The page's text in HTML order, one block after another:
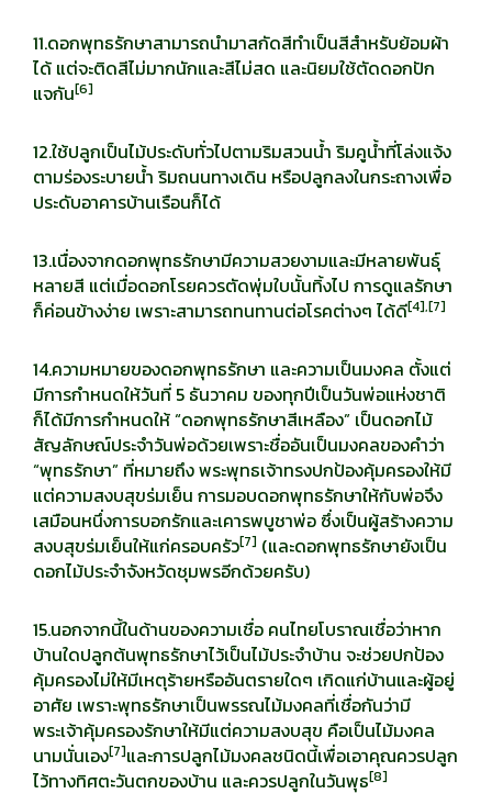
11.ดอกพุทธรักษาสามารถนำมาสกัดสีทำเป็นสีสำหรับย้อมผ้า
ได้ แต่จะติดสีไม่มากนักและสีไม่สด และนิยมใช้ตัดดอกปัก
แจกัน[6]
12.ใช้ปลูกเป็นไม้ประดับทั่วไปตามริมสวนน้ำ ริมคูน้ำที่โล่งแจ้ง
ตามร่องระบายน้ำ ริมถนนทางเดิน หรือปลูกลงในกระถางเพื่อ
ประดับอาคารบ้านเรือนก็ได้
13.เนื่องจากดอกพุทธรักษามีความสวยงามและมีหลายพันธุ์
หลายสี แต่เมื่อดอกโรยควรตัดพุ่มใบนั้นทิ้งไป การดูแลรักษา
ก็ค่อนข้างง่าย เพราะสามารถทนทานต่อโรคต่างๆ ได้ดี[4],[7]
14.ความหมายของดอกพุทธรักษา และความเป็นมงคล ตั้งแต่
มีการกำหนดให้วันที่ 5 ธันวาคม ของทุกปีเป็นวันพ่อแห่งชาติ
ก็ได้มีการกำหนดให้ “ดอกพุทธรักษาสีเหลือง” เป็นดอกไม้
สัญลักษณ์ประจำวันพ่อด้วยเพราะชื่ออันเป็นมงคลของคำว่า
“พุทธรักษา” ที่หมายถึง พระพุทธเจ้าทรงปกป้องคุ้มครองให้มี
แต่ความสงบสุขร่มเย็น การมอบดอกพุทธรักษาให้กับพ่อจึง
เสมือนหนึ่งการบอกรักและเคารพบูชาพ่อ ซึ่งเป็นผู้สร้างความ
สงบสุขร่มเย็นให้แก่ครอบครัว[7] (และดอกพุทธรักษายังเป็น
ดอกไม้ประจำจังหวัดชุมพรอีกด้วยครับ)
15.นอกจากนี้ในด้านของความเชื่อ คนไทยโบราณเชื่อว่าหาก
บ้านใดปลูกต้นพุทธรักษาไว้เป็นไม้ประจำบ้าน จะช่วยปกป้อง
คุ้มครองไม่ให้มีเหตุร้ายหรืออันตรายใดๆ เกิดแก่บ้านและผู้อยู่
อาศัย เพราะพุทธรักษาเป็นพรรณไม้มงคลที่เชื่อกันว่ามี
พระเจ้าคุ้มครองรักษาให้มีแต่ความสงบสุข คือเป็นไม้มงคล
นามนั่นเอง[7]และการปลูกไม้มงคลชนิดนี้เพื่อเอาคุณควรปลูก
ไว้ทางทิศตะวันตกของบ้าน และควรปลูกในวันพุธ[8]